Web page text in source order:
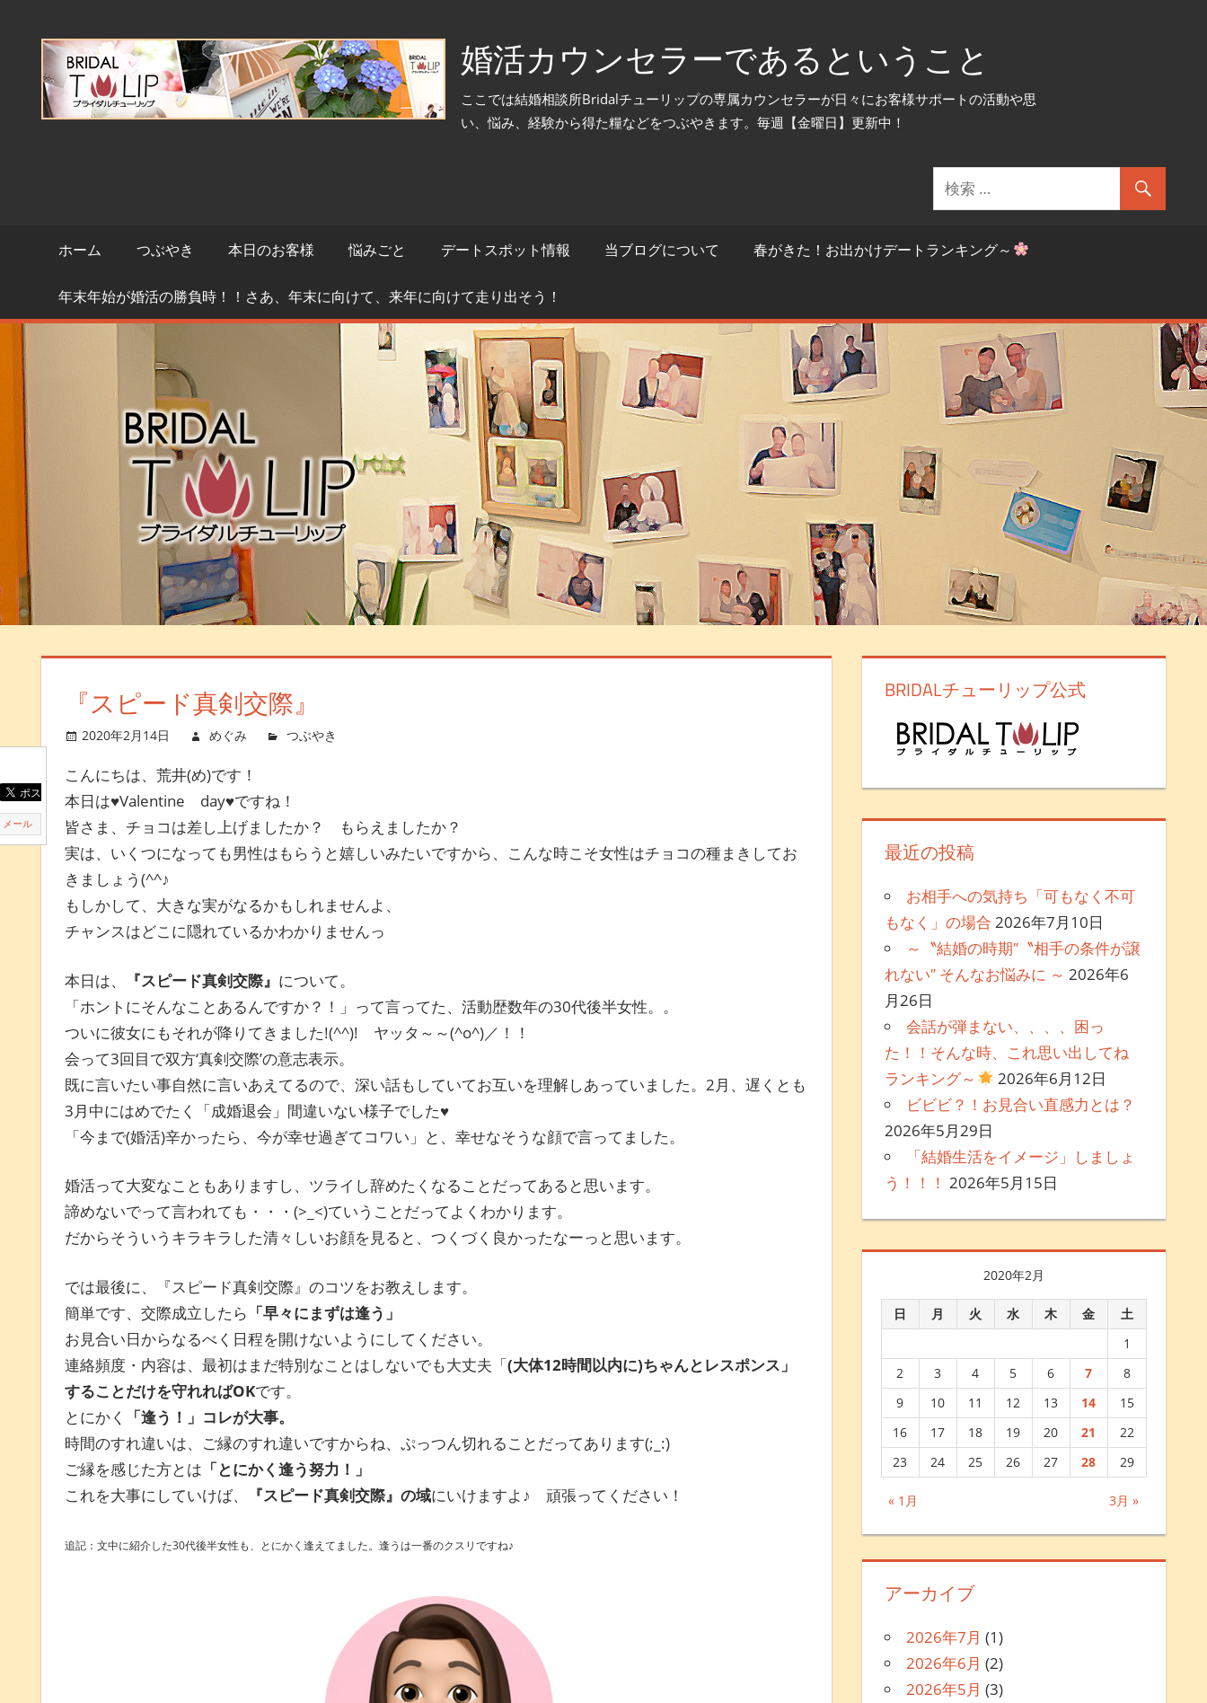
婚活カウンセラーであるということ
ここでは結婚相談所Bridalチューリップの専属カウンセラーが日々にお客様サポートの活動や思
い、悩み、経験から得た糧などをつぶやきます。毎週【金曜日】更新中！
ホーム つぶやき 本日のお客様 悩みごと デートスポット情報 当ブログについて 春がきた！お出かけデートランキング～
年末年始が婚活の勝負時！！さあ、年末に向けて、来年に向けて走り出そう！
『スピード真剣交際』
2020年2月14日 めぐみ つぶやき
メール
こんにちは、荒井(め)です！
本日は♥Valentine day♥ですね！
皆さま、チョコは差し上げましたか？ もらえましたか？
実は、いくつになっても男性はもらうと嬉しいみたいですから、こんな時こそ女性はチョコの種まきしてお
きましょう(^^♪
もしかして、大きな実がなるかもしれませんよ、
チャンスはどこに隠れているかわかりませんっ
本日は、 『スピード真剣交際』 について。
「ホントにそんなことあるんですか？！」って言ってた、活動歴数年の30代後半女性。。
ついに彼女にもそれが降りてきました!(^^)! ヤッタ～～(^o^)／！！
会って3回目で双方‘真剣交際’の意志表示。
既に言いたい事自然に言いあえてるので、深い話もしていてお互いを理解しあっていました。2月、遅くとも
3月中にはめでたく「成婚退会」間違いない様子でした♥
「今まで(婚活)辛かったら、今が幸せ過ぎてコワい」と、幸せなそうな顔で言ってました。
婚活って大変なこともありますし、ツライし辞めたくなることだってあると思います。
諦めないでって言われても・・・(>_<)ていうことだってよくわかります。
だからそういうキラキラした清々しいお顔を見ると、つくづく良かったなーっと思います。
では最後に、『スピード真剣交際』のコツをお教えします。
簡単です、交際成立したら 「早々にまずは逢う」
お見合い日からなるべく日程を開けないようにしてください。
連絡頻度・内容は、最初はまだ特別なことはしないでも大丈夫「(大体12時間以内に)ちゃんとレスポンス」
することだけを守れればOKです。
とにかく
「逢う！」コレが大事。
時間のすれ違いは、ご縁のすれ違いですからね、ぷっつん切れることだってあります(;_:)
ご縁を感じた方とは 「とにかく逢う努力！」
これを大事にしていけば、
『スピード真剣交際』の域にいけますよ♪ 頑張ってください！
追記：文中に紹介した30代後半女性も、とにかく逢えてました。逢うは一番のクスリですね♪
BRIDALチューリップ公式
最近の投稿
お相手への気持ち「可もなく不可
もなく」の場合 2026年7月10日
～〝結婚の時期″〝相手の条件が譲
れない″ そんなお悩みに ～ 2026年6
月26日
会話が弾まない、、、、困っ
た！！そんな時、これ思い出してね
ランキング～
2026年6月12日
ビビビ？！お見合い直感力とは？
2026年5月29日
「結婚生活をイメージ」しましょ
う！！！ 2026年5月15日
2020年2月
日 月 火 水 木 金 土
« 1月 3月 »
1
2
3 4 5 6 7
8
9
10 11 12 13 14
15
16
17 18 19 20 21
22
23
24 25 26 27 28 29
アーカイブ
2026年7月 (1)
2026年6月 (2)
2026年5月 (3)